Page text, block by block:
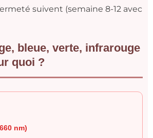
suivent (semaine 8-12 avec
bleue, verte, infrarouge
quoi ?
nm)